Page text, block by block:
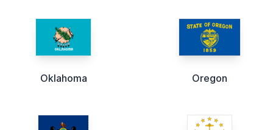
Oklahoma Oregon